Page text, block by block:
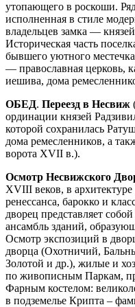
утопающего в роскоши.
исполненная в стиле
владельцев замка —
Историческая часть
бывшего уютного
— православная церковь,
иешива, дома
ОБЕД. Переезд в Несвиж
ординации князей
которой сохранилась
дома ремесленников, а
ворота XVII в.).
Осмотр Несвижского
XVIII веков, в
ренессанса, барокко и
дворец представляет
ансамбль зданий,
Осмотр экспозиций в
дворца (Охотничий,
Золотой и др.), жилые и
по живописным Паркам,
Фарным костелом:
в подземелье Крипта –